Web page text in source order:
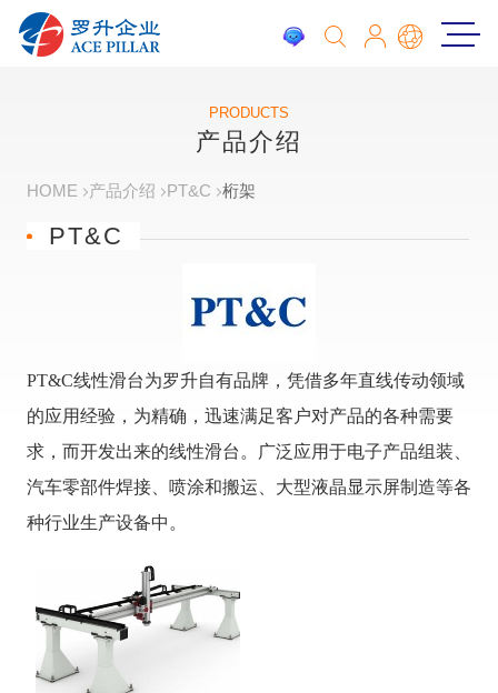
PRODUCTS
产品介绍
HOME 产品介绍 PT&C 桁架
PT&C
PT&C线性滑台为罗升自有品牌，凭借多年直线传动领域
的应用经验，为精确，迅速满足客户对产品的各种需要
求，而开发出来的线性滑台。广泛应用于电子产品组装、
汽车零部件焊接、喷涂和搬运、大型液晶显示屏制造等各
种行业生产设备中。